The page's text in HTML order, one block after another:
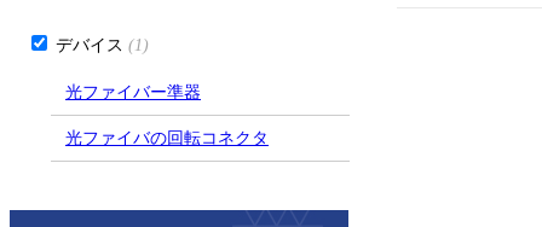
デバイス (1)
光ファイバー準器
光ファイバの回転コネクタ